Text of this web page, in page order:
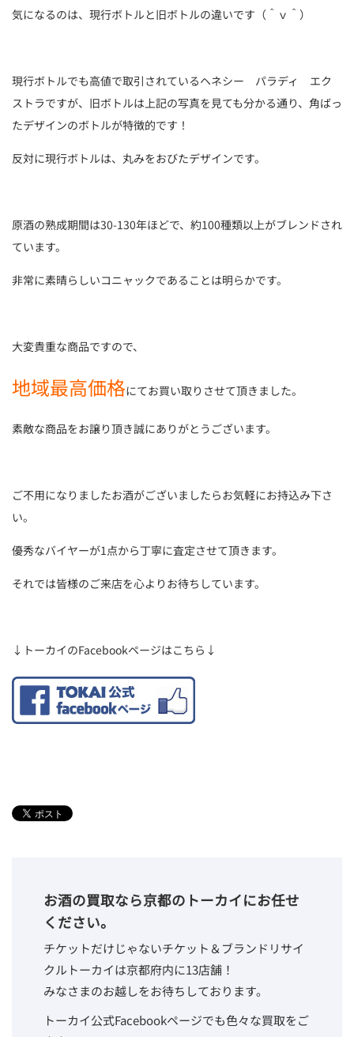
気になるのは、現行ボトルと旧ボトルの違いです（＾ｖ＾）
現行ボトルでも高値で取引されているヘネシー パラディ エク
ストラですが、旧ボトルは上記の写真を見ても分かる通り、角ばっ
たデザインのボトルが特徴的です！
反対に現行ボトルは、丸みをおびたデザインです。
原酒の熟成期間は30-130年ほどで、約100種類以上がブレンドされ
ています。
非常に素晴らしいコニャックであることは明らかです。
大変貴重な商品ですので、
地域最高価格にてお買い取りさせて頂きました。
素敵な商品をお譲り頂き誠にありがとうございます。
ご不用になりましたお酒がございましたらお気軽にお持込み下さ
い。
優秀なバイヤーが1点から丁寧に査定させて頂きます。
それでは皆様のご来店を心よりお待ちしています。
↓トーカイのFacebookページはこちら↓
お酒の買取なら京都のトーカイにお任せ
ください。
チケットだけじゃないチケット＆ブランドリサイ
クルトーカイは京都府内に13店舗！
みなさまのお越しをお待ちしております。
トーカイ公式Facebookページでも色々な買取をご